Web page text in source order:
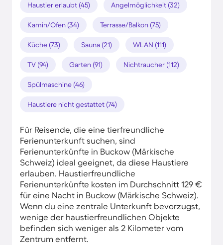
Haustier erlaubt (45) Angelmöglichkeit (32)
Kamin/Ofen (34) Terrasse/Balkon (75)
Küche (73) Sauna (21) WLAN (111)
TV (94) Garten (91) Nichtraucher (112)
Spülmaschine (46)
Haustiere nicht gestattet (74)
Für Reisende, die eine tierfreundliche
Ferienunterkunft suchen, sind
Ferienunterkünfte in Buckow (Märkische
Schweiz) ideal geeignet, da diese Haustiere
erlauben. Haustierfreundliche
Ferienunterkünfte kosten im Durchschnitt 129 €
für eine Nacht in Buckow (Märkische Schweiz).
Wenn du eine zentrale Unterkunft bevorzugst,
wenige der haustierfreundlichen Objekte
befinden sich weniger als 2 Kilometer vom
Zentrum entfernt.